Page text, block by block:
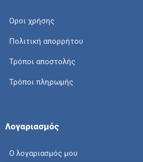
Οροι χρήσης
Πολιτική απορρήτου
Τρόποι αποστολής
Τρόποι πληρωμής
Λογαριασμός
Ο λογαριασμός μου